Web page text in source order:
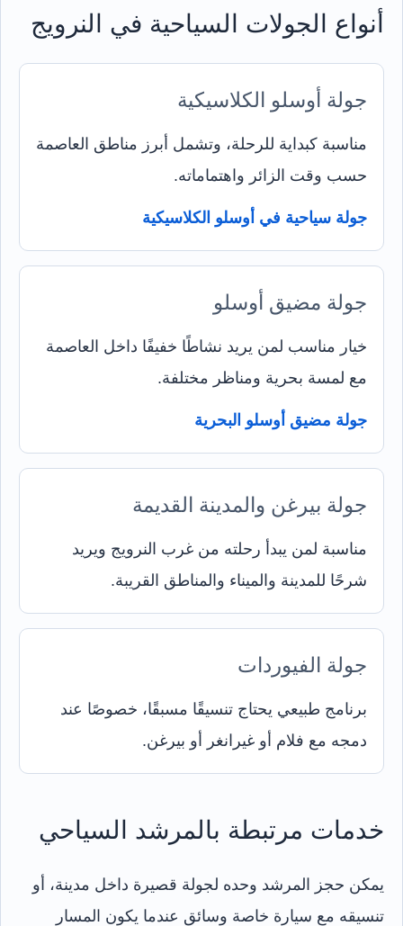
أنواع الجولات السياحية في النرويج
جولة أوسلو الكلاسيكية
مناسبة كبداية للرحلة، وتشمل أبرز مناطق العاصمة
حسب وقت الزائر واهتماماته.
جولة سياحية في أوسلو الكلاسيكية
جولة مضيق أوسلو
خيار مناسب لمن يريد نشاطًا خفيفًا داخل العاصمة
مع لمسة بحرية ومناظر مختلفة.
جولة مضيق أوسلو البحرية
جولة بيرغن والمدينة القديمة
مناسبة لمن يبدأ رحلته من غرب النرويج ويريد
شرحًا للمدينة والميناء والمناطق القريبة.
جولة الفيوردات
برنامج طبيعي يحتاج تنسيقًا مسبقًا، خصوصًا عند
دمجه مع فلام أو غيرانغر أو بيرغن.
خدمات مرتبطة بالمرشد السياحي
يمكن حجز المرشد وحده لجولة قصيرة داخل مدينة، أو
تنسيقه مع سيارة خاصة وسائق عندما يكون المسار